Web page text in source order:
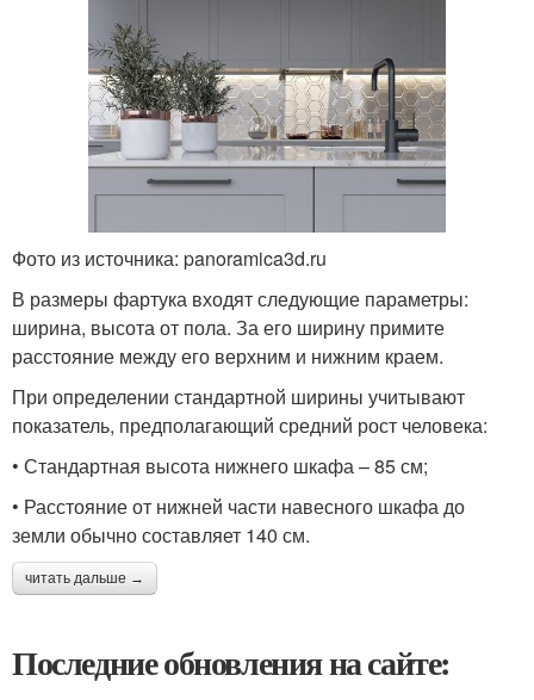
Фото из источника: panoramica3d.ru
В размеры фартука входят следующие параметры:
ширина, высота от пола. За его ширину примите
расстояние между его верхним и нижним краем.
При определении стандартной ширины учитывают
показатель, предполагающий средний рост человека:
• Стандартная высота нижнего шкафа – 85 см;
• Расстояние от нижней части навесного шкафа до
земли обычно составляет 140 см.
читать дальше →
Последние обновления на сайте: